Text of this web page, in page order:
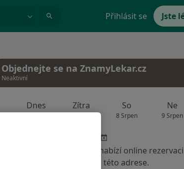
Přihlásit se Jste
Objednejte se na ZnamyLekar.cz
Neaktivní
Dnes Zítra So
8 Srpen
Ne
9 Srpen
Tento specialista nenabízí online rezervaci
termínu na této adrese.